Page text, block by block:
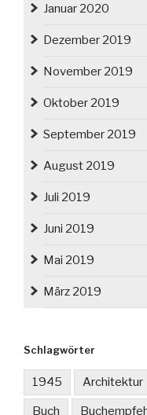
Januar 2020
Dezember 2019
November 2019
Oktober 2019
September 2019
August 2019
Juli 2019
Juni 2019
Mai 2019
März 2019
Schlagwörter
1945 Architektur
Buch